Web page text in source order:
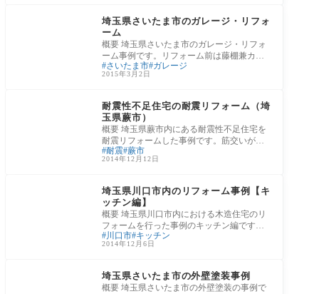
埼玉県さいたま市のガレージ・リフォ
ーム
概要 埼玉県さいたま市のガレージ・リフォ
ーム事例です。リフォーム前は藤棚兼カー
ポートだったのですが、老朽化により崩壊
の危
さいたま市 ガレージ
2015年3月2日
耐震性不足住宅の耐震リフォーム（埼
玉県蕨市）
概要 埼玉県蕨市内にある耐震性不足住宅を
耐震リフォームした事例です。筋交いが一
本しかなかったり、途中で途切れているな
ど耐
耐震 蕨市
2014年12月12日
埼玉県川口市内のリフォーム事例【キ
ッチン編】
概要 埼玉県川口市内における木造住宅のリ
フォームを行った事例のキッチン編です。
リフォーム前 リフォーム前は独立した隣の
部屋
川口市 キッチン
2014年12月6日
埼玉県さいたま市の外壁塗装事例
概要 埼玉県さいたま市の外壁塗装の事例で